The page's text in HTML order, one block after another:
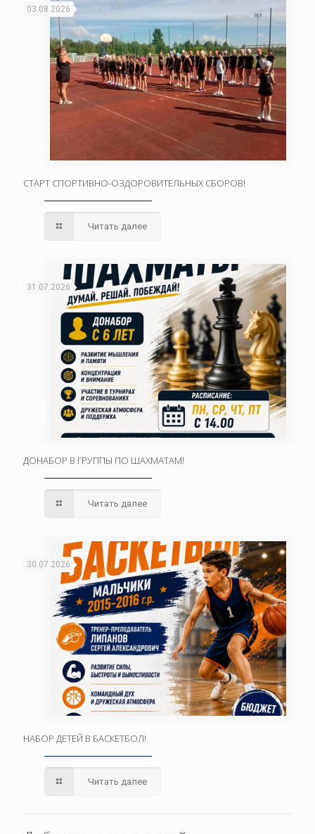
03.08.2026
СТАРТ СПОРТИВНО-ОЗДОРОВИТЕЛЬНЫХ СБОРОВ!
Читать далее
31.07.2026
ДОНАБОР В ГРУППЫ ПО ШАХМАТАМ!
Читать далее
30.07.2026
НАБОР ДЕТЕЙ В БАСКЕТБОЛ!
Читать далее